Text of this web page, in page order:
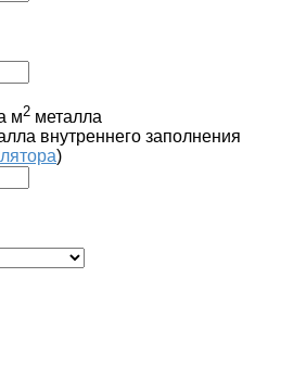
м2 металла
внутреннего заполнения
)